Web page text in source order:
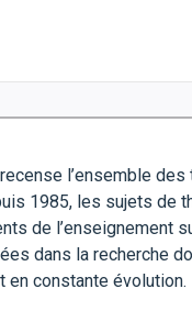
l’ensemble
1985, les sujets de
de l’enseignement
dans la recherche
en constante évolution.